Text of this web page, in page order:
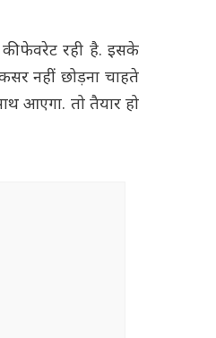
फेवरेट रही है. इसके
नहीं छोड़ना चाहते
आएगा. तो तैयार हो